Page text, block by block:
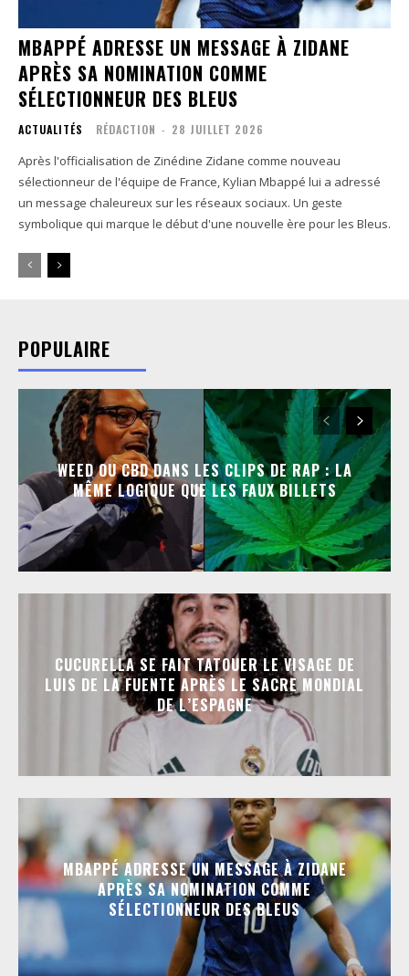
MBAPPÉ ADRESSE UN MESSAGE À ZIDANE
APRÈS SA NOMINATION COMME
SÉLECTIONNEUR DES BLEUS
ACTUALITÉS RÉDACTION - 28 JUILLET 2026
Après l'officialisation de Zinédine Zidane comme nouveau
sélectionneur de l'équipe de France, Kylian Mbappé lui a adressé
un message chaleureux sur les réseaux sociaux. Un geste
symbolique qui marque le début d'une nouvelle ère pour les Bleus.
POPULAIRE
WEED OU CBD DANS LES CLIPS DE RAP : LA
MÊME LOGIQUE QUE LES FAUX BILLETS
CUCURELLA SE FAIT TATOUER LE VISAGE DE
LUIS DE LA FUENTE APRÈS LE SACRE MONDIAL
DE L’ESPAGNE
MBAPPÉ ADRESSE UN MESSAGE À ZIDANE
APRÈS SA NOMINATION COMME
SÉLECTIONNEUR DES BLEUS